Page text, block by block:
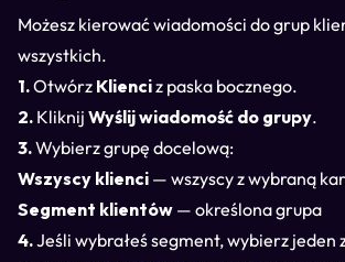
Możesz kierować wiadomości do grup
wszystkich.
1.Otwórz Klienciz paska bocznego.
2. Kliknij Wyślij wiadomość do grupy.
3.Wybierz grupę docelową:
Wszyscy klienci — wszyscy z wybraną
Segment klientów — określona grupa
4.Jeśli wybrałeś segment, wybierz jeden